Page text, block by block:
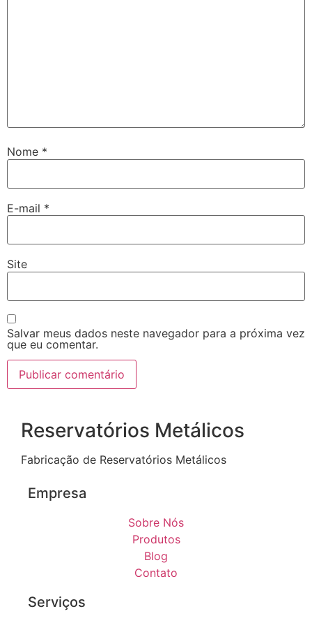
Nome *
E-mail *
Site
Salvar meus dados neste navegador para a próxima vez
que eu comentar.
Reservatórios Metálicos
Fabricação de Reservatórios Metálicos
Empresa
Sobre Nós
Produtos
Blog
Contato
Serviços